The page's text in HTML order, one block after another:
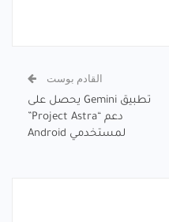
القادم بوست
تطبيق Gemini يحصل على
دعم “Project Astra”
لمستخدمي Android